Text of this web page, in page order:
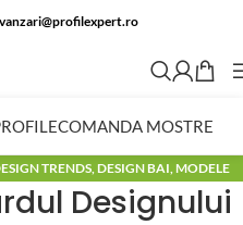
vanzari@profilexpert.ro
COMANDA MOSTRE
TRENDS,DESIGN BAI,MODELE
Designului